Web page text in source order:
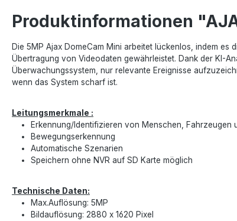
Produktinformationen
Die 5MP Ajax DomeCam Mini arbeitet lückenlos, indem
Übertragung von Videodaten gewährleistet. Dank der KI-
Überwachungssystem, nur relevante Ereignisse
wenn das System scharf ist.
Leitungsmerkmale :
Erkennung/Identifizieren von Menschen, Fahrzeugen
Bewegungserkennung
Automatische Szenarien
Speichern ohne NVR auf SD Karte möglich
Technische Daten:
Max.Auflösung: 5MP
Bildauflösung: 2880 x 1620 Pixel